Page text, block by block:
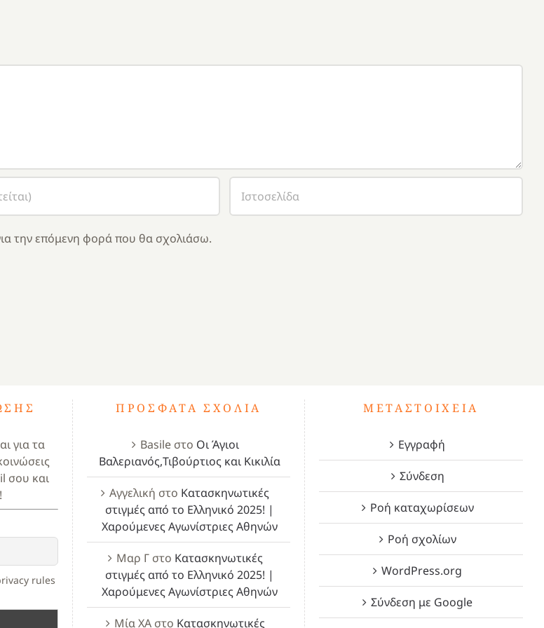
την επόμενη φορά που θα σχολιάσω.
για τα
σου και
rules
ΠΡΌΣΦΑΤΑ ΣΧΌΛΙΑ
Basileστο Οι Άγιοι
Βαλεριανός,Τιβούρτιος και Κικιλία
Αγγελική στο Κατασκηνωτικές
στιγμές από το Ελληνικό 2025! |
Χαρούμενες Αγωνίστριες Αθηνών
Μαρ Γστο Κατασκηνωτικές
στιγμές από το Ελληνικό 2025! |
Χαρούμενες Αγωνίστριες Αθηνών
Μία ΧΑστο Κατασκηνωτικές
ΜΕΤΑΣΤΟΙΧΕΊΑ
Εγγραφή
Σύνδεση
Ροή καταχωρίσεων
Ροή σχολίων
WordPress.org
Σύνδεση με Google